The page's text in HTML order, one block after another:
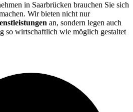
in Saarbrücken brauchen Sie sich
Wir bieten nicht nur
an, sondern legen auch
so wirtschaftlich wie möglich gestaltet